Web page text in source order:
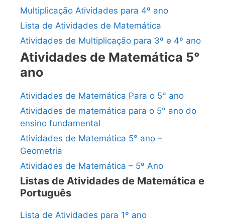
Multiplicação Atividades para 4º ano
Lista de Atividades de Matemática
Atividades de Multiplicação para 3º e 4º ano
Atividades de Matemática 5°
ano
Atividades de Matemática Para o 5° ano
Atividades de matemática para o 5° ano do
ensino fundamental
Atividades de Matemática 5° ano –
Geometria
Atividades de Matemática – 5º Ano
Listas de Atividades de Matemática e
Português
Lista de Atividades para 1º ano